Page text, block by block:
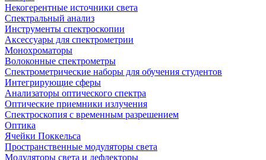
Некогерентные источники света
Спектральный анализ
Инструменты спектроскопии
Аксессуары для спектрометрии
Монохроматоры
Волоконные спектрометры
Спектрометрические наборы для обучения студентов
Интегрирующие сферы
Анализаторы оптического спектра
Оптические приемники излучения
Спектроскопия с временным разрешением
Оптика
Ячейки Поккельса
Пространственные модуляторы света
Модуляторы света и дефлекторы